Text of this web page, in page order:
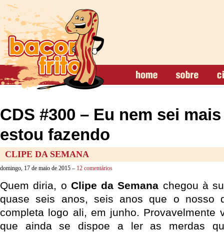
CDS #300 – Eu nem sei
estou fazendo
CLIPE DA SEMANA
domingo, 17 de maio de 2015 – 12 comentários
Quem diria, o Clipe da Semana chegou à
quase seis anos, seis anos que o nosso
completa logo ali, em junho. Provavelmente
que ainda se dispoe a ler as merdas